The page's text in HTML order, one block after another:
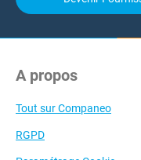
A propos
Tout sur Companeo
RGPD